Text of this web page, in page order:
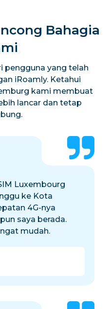
Bahagia
pengguna yang telah
iRoamly. Ketahui
kami membuat
lancar dan tetap
Luxembourg
ke Kota
4G-nya
saya berada.
mudah.